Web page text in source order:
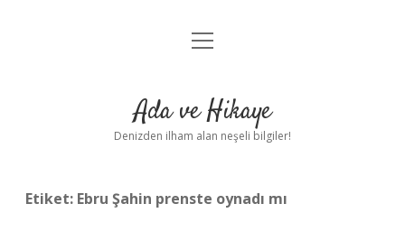
Anasayfa
Yasal Uyarı
menüyü
Ada ve Hikaye
Denizden ilham alan neşeli bilgiler!
Etiket: Ebru Şahin prenste oynadı mı